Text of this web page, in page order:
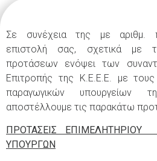
Σε συνέχεια της με αριθμ.
επιστολή σας, σχετικά με
προτάσεων ενόψει των
Επιτροπής της Κ.Ε.Ε.Ε. με
παραγωγικών υπουργείων
αποστέλλουμε τις παρακάτω
ΠΡΟΤΑΣΕΙΣ
ΥΠΟΥΡΓΩΝ